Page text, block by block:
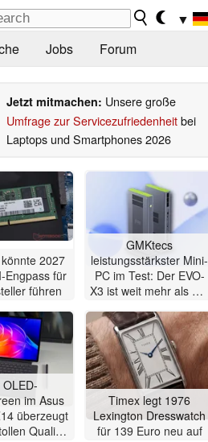
▼
Jobs Forum
Jetzt mitmachen: Unsere große
Umfrage zur Servicezufriedenheitbei
Laptops und Smartphones 2026
2027
Engpass für
führen
GMKtecs
leistungsstärkster Mini-
PC im Test: Der EVO-
X3 ist weit mehr als nur
OLED-
im Asus
überzeugt
Qualität
Timex legt 1976
Lexington Dresswatch
für 139 Euro neu auf